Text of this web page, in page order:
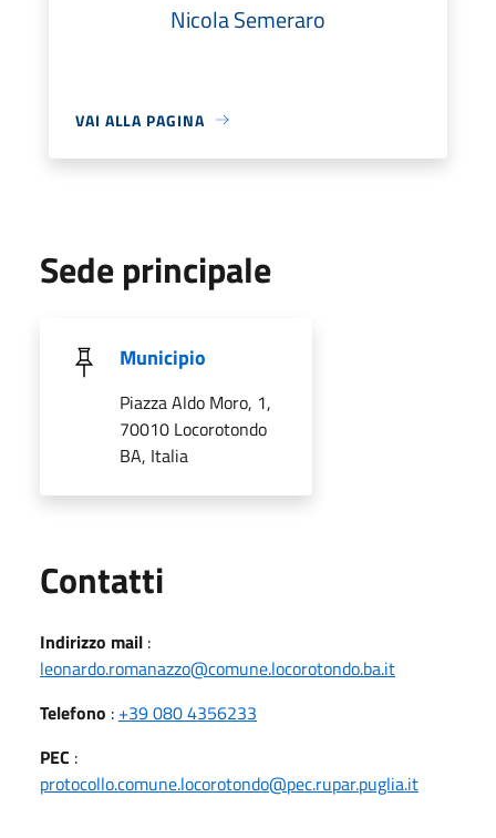
Nicola Semeraro
VAI ALLA PAGINA
Sede principale
Municipio
Piazza Aldo Moro, 1,
70010 Locorotondo
BA, Italia
Contatti
Indirizzo mail :
leonardo.romanazzo@comune.locorotondo.ba.it
Telefono : +39 080 4356233
PEC :
protocollo.comune.locorotondo@pec.rupar.puglia.it